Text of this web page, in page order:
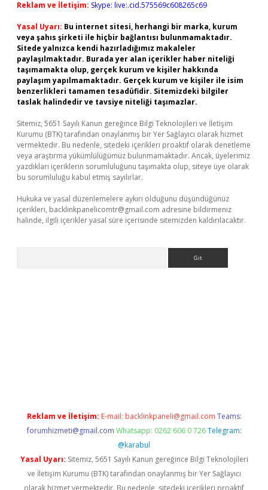
Reklam ve İletişim: Skype: live:.cid.575569c608265c69
Yasal Uyarı: Bu internet sitesi, herhangi bir marka, kurum
veya şahıs şirketi ile hiçbir bağlantısı bulunmamaktadır.
Sitede yalnızca kendi hazırladığımız makaleler
paylaşılmaktadır. Burada yer alan içerikler haber niteliği
taşımamakta olup, gerçek kurum ve kişiler hakkında
paylaşım yapılmamaktadır. Gerçek kurum ve kişiler ile isim
benzerlikleri tamamen tesadüfidir. Sitemizdeki bilgiler
taslak halindedir ve tavsiye niteliği taşımazlar.
Sitemiz, 5651 Sayılı Kanun gereğince Bilgi Teknolojileri ve İletişim
Kurumu (BTK) tarafından onaylanmış bir Yer Sağlayıcı olarak hizmet
vermektedir. Bu nedenle, sitedeki içerikleri proaktif olarak denetleme
veya araştırma yükümlülüğümüz bulunmamaktadır. Ancak, üyelerimiz
yazdıkları içeriklerin sorumluluğunu taşımakta olup, siteye üye olarak
bu sorumluluğu kabul etmiş sayılırlar.
Hukuka ve yasal düzenlemelere aykırı olduğunu düşündüğünüz
içerikleri, backlinkpanelicomtr@gmail.com adresine bildirmeniz
halinde, ilgili içerikler yasal süre içerisinde sitemizden kaldırılacaktır.
Reklam ve İletişim: E-mail: backlinkpaneli@gmail.com Teams:
forumhizmeti@gmail.com Whatsapp: 0262 606 0 726 Telegram:
@karabul
Yasal Uyarı: Sitemiz, 5651 Sayılı Kanun gereğince Bilgi Teknolojileri
ve İletişim Kurumu (BTK) tarafından onaylanmış bir Yer Sağlayıcı
olarak hizmet vermektedir. Bu nedenle, sitedeki içerikleri proaktif